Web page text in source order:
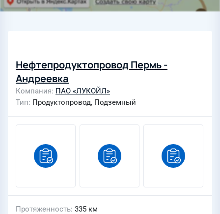
Нефтепродуктопровод Пермь -
Андреевка
Компания ПАО «ЛУКОЙЛ»
Тип Продуктопровод, Подземный
Протяженность 335 км